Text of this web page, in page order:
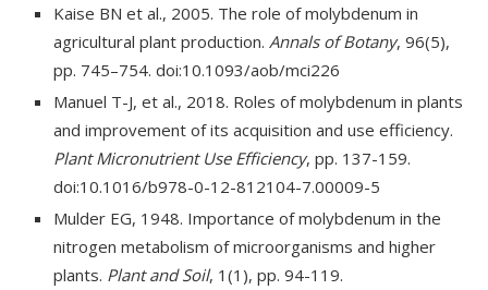
Kaise BN et al., 2005. The role of molybdenum in
agricultural plant production. Annals of Botany, 96(5),
pp. 745–754. doi:10.1093/aob/mci226
Manuel T-J, et al., 2018. Roles of molybdenum in plants
and improvement of its acquisition and use efficiency.
Plant Micronutrient Use Efficiency, pp. 137-159.
doi:10.1016/b978-0-12-812104-7.00009-5
Mulder EG, 1948. Importance of molybdenum in the
nitrogen metabolism of microorganisms and higher
plants. Plant and Soil, 1(1), pp. 94-119.